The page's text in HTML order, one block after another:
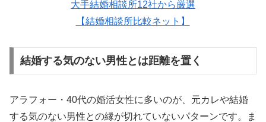
大手結婚相談所12社から厳選
【結婚相談所比較ネット】
結婚する気のない男性とは距離を置く
アラフォー・40代の婚活女性に多いのが、元カレや結婚
する気のない男性との縁が切れていないパターンです。ま